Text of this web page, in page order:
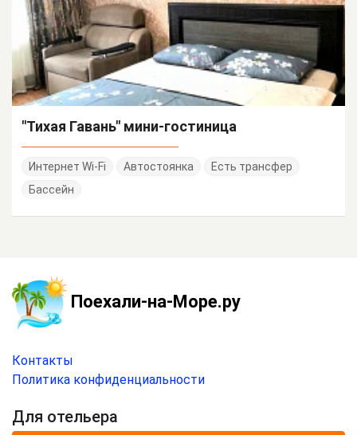
"Тихая Гавань" мини-гостиница
Интернет Wi-Fi Автостоянка
Есть трансфер
Бассейн
Поехали-на-Море.ру
Контакты
Политика конфиденциальности
Для отельера